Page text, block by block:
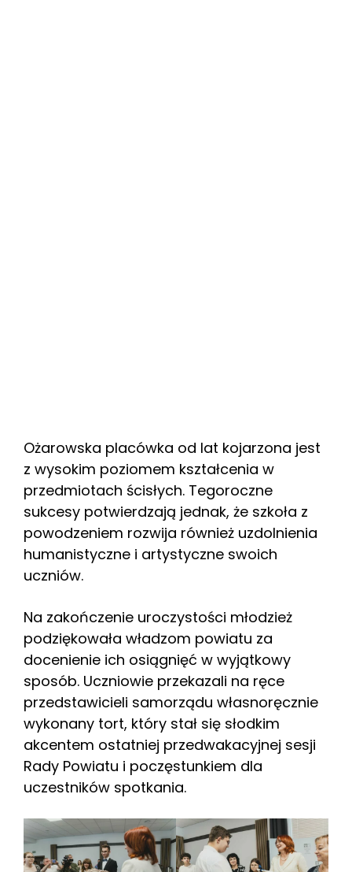
Ożarowska placówka od lat kojarzona jest
z wysokim poziomem kształcenia w
przedmiotach ścisłych. Tegoroczne
sukcesy potwierdzają jednak, że szkoła z
powodzeniem rozwija również uzdolnienia
humanistyczne i artystyczne swoich
uczniów.
Na zakończenie uroczystości młodzież
podziękowała władzom powiatu za
docenienie ich osiągnięć w wyjątkowy
sposób. Uczniowie przekazali na ręce
przedstawicieli samorządu własnoręcznie
wykonany tort, który stał się słodkim
akcentem ostatniej przedwakacyjnej sesji
Rady Powiatu i poczęstunkiem dla
uczestników spotkania.